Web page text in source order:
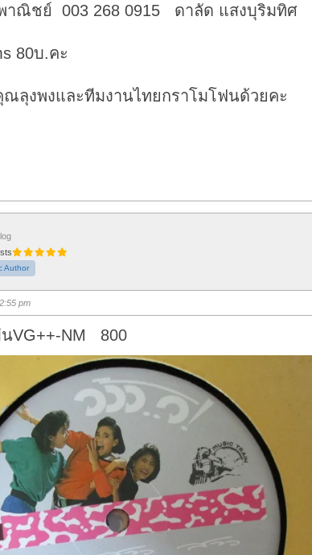
าณิชย์ 003 268 0915 ดาลัด แสงบุริมทิศ
80บ.คะ
ลุงพงและทีมงานไทยกราโมโฟนด้วยคะ
Author
pm
VG++-NM 800